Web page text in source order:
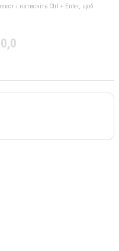
і натисніть Ctrl + Enter, щоб
0,0